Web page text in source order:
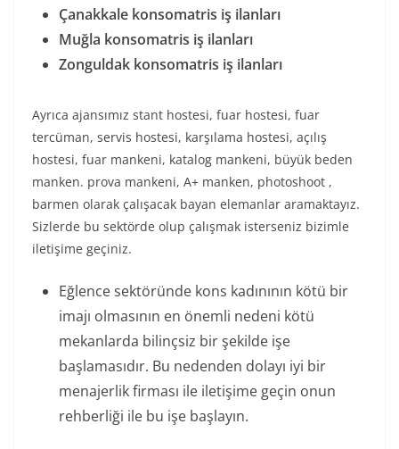
Çanakkale konsomatris iş ilanları
Muğla konsomatris iş ilanları
Zonguldak konsomatris iş ilanları
Ayrıca ajansımız stant hostesi, fuar hostesi, fuar
tercüman, servis hostesi, karşılama hostesi, açılış
hostesi, fuar mankeni, katalog mankeni, büyük beden
manken. prova mankeni, A+ manken, photoshoot ,
barmen olarak çalışacak bayan elemanlar aramaktayız.
Sizlerde bu sektörde olup çalışmak isterseniz bizimle
iletişime geçiniz.
Eğlence sektöründe kons kadınının kötü bir
imajı olmasının en önemli nedeni kötü
mekanlarda bilinçsiz bir şekilde işe
başlamasıdır. Bu nedenden dolayı iyi bir
menajerlik firması ile iletişime geçin onun
rehberliği ile bu işe başlayın.